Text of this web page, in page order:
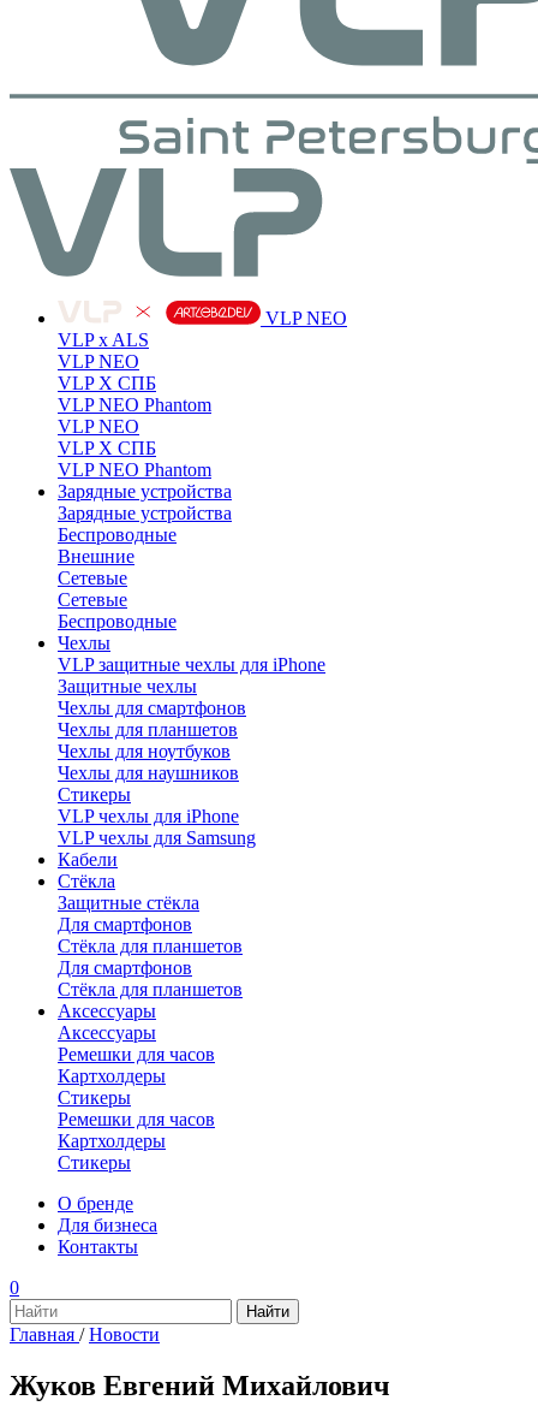
VLP NEO
VLP x ALS
VLP NEO
VLP X СПБ
VLP NEO Phantom
VLP NEO
VLP X СПБ
VLP NEO Phantom
Зарядные устройства
Зарядные устройства
Беспроводные
Внешние
Сетевые
Сетевые
Беспроводные
Чехлы
VLP защитные чехлы для iPhone
Защитные чехлы
Чехлы для смартфонов
Чехлы для планшетов
Чехлы для ноутбуков
Чехлы для наушников
Стикеры
VLP чехлы для iPhone
VLP чехлы для Samsung
Кабели
Стёкла
Защитные стёкла
Для смартфонов
Стёкла для планшетов
Для смартфонов
Стёкла для планшетов
Аксессуары
Аксессуары
Ремешки для часов
Картхолдеры
Стикеры
Ремешки для часов
Картхолдеры
Стикеры
О бренде
Для бизнеса
Контакты
0
Главная / Новости
Жуков Евгений Михайлович